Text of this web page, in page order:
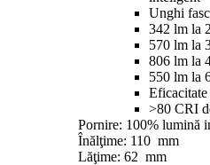
Unghi
342 lm la
570 lm la
806 lm la
550 lm la
>80 CRI
Pornire: 100% lumină
Înălţime: 110 mm
Lăţime: 62 mm